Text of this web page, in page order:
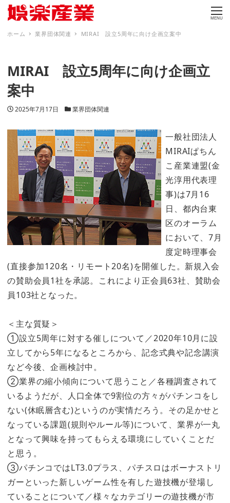
MENU
ホーム 業界団体関連 MIRAI 設立5周年に向け企画立案中
MIRAI 設立5周年に向け企画立
案中
投稿日
2025年7月17日 カテゴリー
業界団体関連
一般社団法人
MIRAIぱちん
こ産業連盟(金
光淳用代表理
事)は7月16
日、都内台東
区のオーラム
において、7月
度定時理事会
(直接参加120名・リモート20名)を開催した。新規入会
の賛助会員1社を承認。これにより正会員63社、賛助会
員103社となった。
＜主な質疑＞
①設立5周年に対する催しについて／2020年10月に設
立してから5年になるところから、記念式典や記念講演
など今後、企画検討中。
②業界の縮小傾向について思うこと／各種調査されて
いるようだが、人口全体で9割位の方々がパチンコをし
ない(休眠層含む)というのが実情だろう。その足かせと
なっている課題(規則やルール等)について、業界が一丸
となって興味を持ってもらえる環境にしていくことだ
と思う。
③パチンコではLT3.0プラス、パチスロはボーナストリ
ガーといった新しいゲーム性を有した遊技機が登場し
ていることについて／様々なカテゴリーの遊技機が市